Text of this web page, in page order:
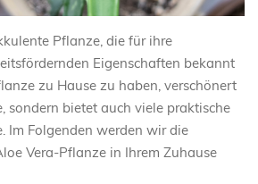
Pflanze, die für ihre
Eigenschaften bekannt
zu Hause zu haben, verschönert
sondern bietet auch viele praktische
Im Folgenden werden wir die
Vera-Pflanze in Ihrem Zuhause